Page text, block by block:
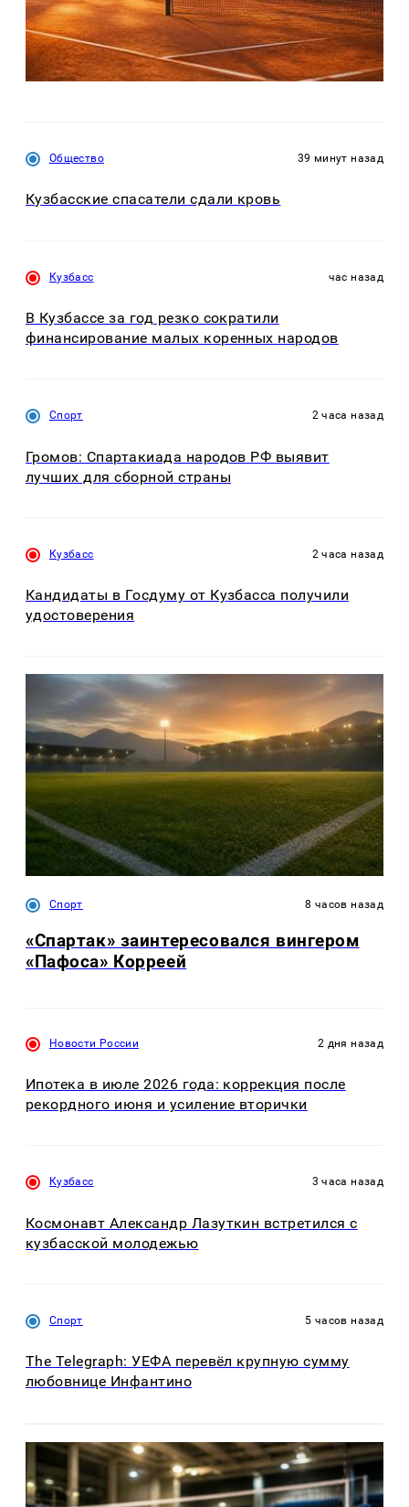
Общество 39 минут назад
Кузбасские спасатели сдали кровь
Кузбасс час назад
В Кузбассе за год резко сократили
финансирование малых коренных народов
Спорт 2 часа назад
Громов: Спартакиада народов РФ выявит
лучших для сборной страны
Кузбасс 2 часа назад
Кандидаты в Госдуму от Кузбасса получили
удостоверения
Спорт 8 часов назад
«Спартак» заинтересовался вингером
«Пафоса» Корреей
Новости России 2 дня назад
Ипотека в июле 2026 года: коррекция после
рекордного июня и усиление вторички
Кузбасс 3 часа назад
Космонавт Александр Лазуткин встретился с
кузбасской молодежью
Спорт 5 часов назад
The Telegraph: УЕФА перевёл крупную сумму
любовнице Инфантино